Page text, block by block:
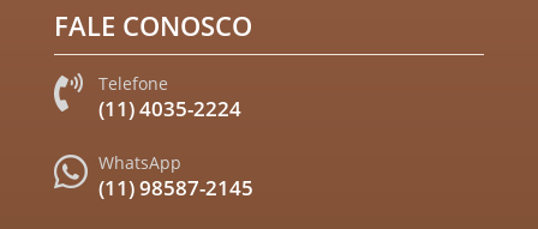
FALE CONOSCO
 Telefone
(11) 4035-2224
 WhatsApp
(11) 98587-2145